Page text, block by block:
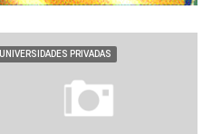
UNIVERSIDADES PRIVADAS